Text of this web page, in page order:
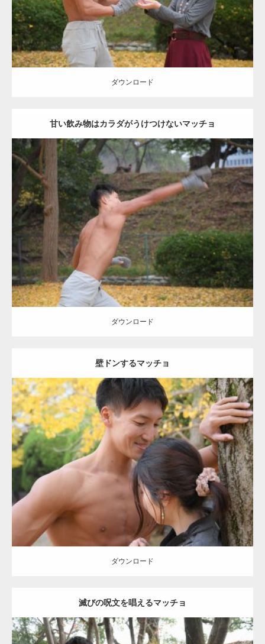
ダウンロード
ダウンロード
甘い飲み物はカラダがうけつけないマッチョ
Update:2021.07.8
Category: 公園のマッチョ その他 AKIHITO(細マッチョ) 背中
ダウンロード
ダウンロード
壁ドンするマッチョ
Update: 2021.07.8
Category:公園のマッチョ その他 AKIHITO(細マッチョ) 大胸筋 肩 腹
筋
ダウンロード
ダウンロード
滅びの呪文を唱えるマッチョ
【YouTube】マッチョフリー素材メンバーが
ギネス世界記録…
【TV】TBS番組「ひるおび」にてマッスルプ
ラスが紹介されま…